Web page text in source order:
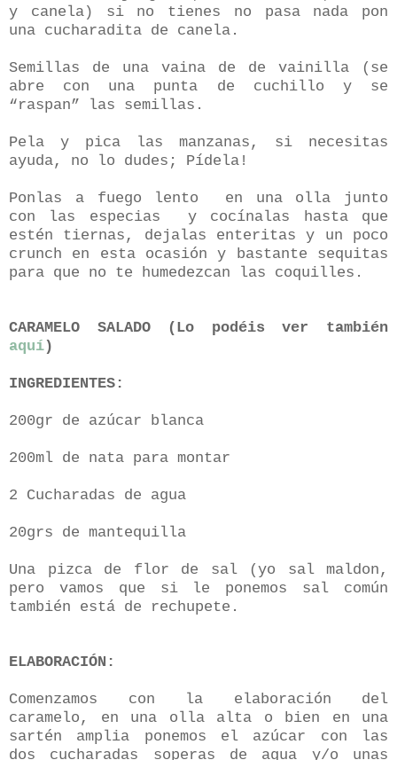
y canela) si no tienes no pasa nada pon
una cucharadita de canela.
Semillas de una vaina de de vainilla (se
abre con una punta de cuchillo y se
“raspan” las semillas.
Pela y pica las manzanas, si necesitas
ayuda, no lo dudes; Pídela!
Ponlas a fuego lento
en una olla junto
con las especias
y cocínalas hasta que
estén tiernas, dejalas enteritas y un poco
crunch en esta ocasión y bastante sequitas
para que no te humedezcan las coquilles.
CARAMELO SALADO (Lo podéis ver también
aquí)
INGREDIENTES:
200gr de azúcar blanca
200ml de nata para montar
2 Cucharadas de agua
20grs de mantequilla
Una pizca de flor de sal (yo sal maldon,
pero vamos que si le ponemos sal común
también está de rechupete.
ELABORACIÓN:
Comenzamos con la elaboración del
caramelo, en una olla alta o bien en una
sartén amplia ponemos el azúcar con las
dos cucharadas soperas de agua y/o unas